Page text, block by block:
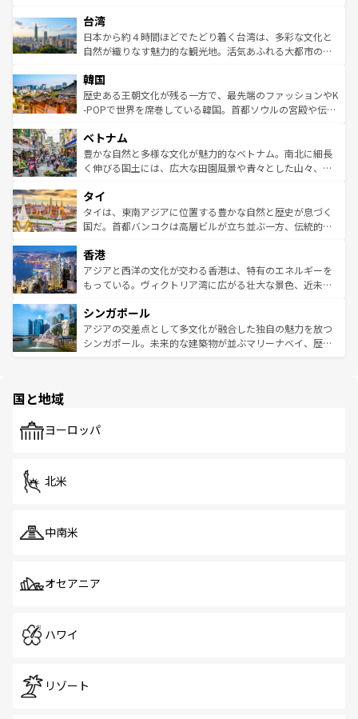
情報は
人々、おいしいローカルフードやハワイアンミュージッ
ク、伝統的なフラダンスなど、すべてがハワイの魅力を彩
っている。訪れるたびに新しい発見と感動が待っているハ
はコンテンツ一覧
リアリーフや大陸中央部にそびえるウルル（エアーズロッ
ク）、タスマニアの美しい原生林やケアンズの熱帯雨林な
ど、見どころがたくさん。また、カフェやワイン、オージ
いる。アクティビティも充実しており、サーフィンやダイ
ビング、ハイキングなど、アウトドア好きにはたまらな
い。オーストラリアの多彩な魅力を存分に味わいつくそ
参照してほしい。
台湾
日本から約４時間ほどでたどり着く台湾は、多彩な文化と
自然が織りなす魅力的な観光地。活気あふれる大都市の台
ン）、静ひつな山岳地帯である台湾東部など、都市の喧騒
と山間の静けさが共存しており、訪れる人に新しい発見と
驚きをもたらしてくれる。また、奥深い台湾の食文化も魅
容にもいいと評判のスイーツなど、バラエティ豊かな料理
が味わえる。 なお、新着の台湾情報は コンテンツ一覧を参
照してほしい。
韓国
歴史ある王朝文化が残る一方で、最先端のファッションやK
-POPで世界を席巻している韓国。首都ソウルの宮殿や伝統
き、地方に足を延ばせば四季折々の自然美を楽しむことが
できる。そして、キムチや焼肉、絶品のストリートフード
まで、さまざまな韓国料理が待っている。夜には、韓国な
リティに包まれながら、韓国の多彩な魅力を心ゆくまで味
わってみてほしい。 なお、新着の韓国情報はコンテンツ一
覧を参照してほしい。
ベトナム
豊かな自然と多様な文化が魅力的なベトナム。南北に細長
く伸びる国土には、広大な田園風景や青々とした山々、世
急速な発展と共に伝統が息づく。ハノイの古い町並みやホ
ーチミン市のフランス統治時代の建物も、独特の雰囲気を
醸し出している。また、バラエティの豊かさとおいしさで
とつ。フォーやバインミー、ベトナムコーヒーなどは、ぜ
ひ現地で味わいたい。どの地域を訪れてもあたたかい人々
が旅行者を迎えてくれるので、きっと忘れられない旅にな
参照してほしい。
タイ
タイは、東南アジアに位置する豊かな自然と歴史が息づく
国だ。首都バンコクは高層ビルが立ち並ぶ一方、伝統的な
の活気が交差している。北部ではチェンマイなどの山岳地
帯で自然と触れ合い、南部ではプーケットやクラビの美し
いビーチでリゾート気分を楽しむことができる。タイ料理
激する。気候は一年中温暖で、どの季節にも異なる楽しみ
が待っている。親しみやすいタイの人々、仏教を中心とし
た文化、そして多様な観光資源が、訪れる旅人を魅了し続
香港
アジアと西洋の文化が交わる香港は、特有のエネルギーを
もっている。ヴィクトリア湾に広がる壮大な景色、近未来
み、どこを訪れても感動するはず。観光スポットが密集し
ており、効率よく見どころを回れるのも魅力。息をのむよ
うな絶景から文化的な体験まで、香港を存分に楽しみ尽く
シンガポール
アジアの交差点として多文化が融合した独自の魅力を放つ
シンガポール。未来的な建築物が並ぶマリーナベイ、歴史
で、ホーカーズは地元の風情を楽しめる外せないスポット
国と地域
ヨーロッパ
北米
中南米
オセアニア
ハワイ
リゾート